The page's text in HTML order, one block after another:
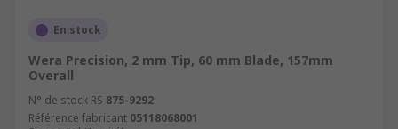
En stock
Wera Precision, 2 mm Tip, 60 mm Blade, 157mm
Overall
N° de stock RS 875-9292
Référence fabricant 05118068001